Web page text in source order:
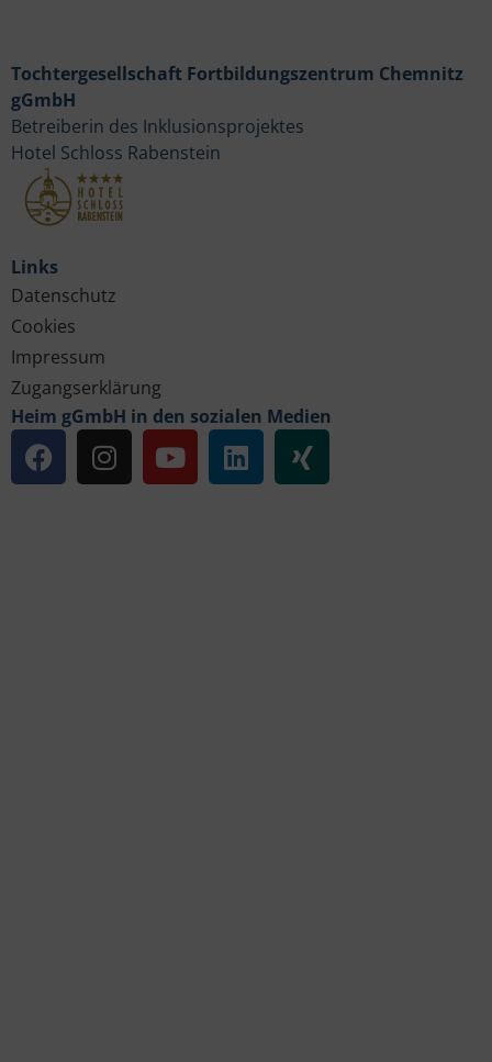
Links
Datenschutz
Cookies
Impressum
Zugangserklärung
Heim gGmbH in den sozialen Medien
Tochtergesellschaft Fortbildungszentrum Chemnitz
gGmbH
Betreiberin des Inklusionsprojektes
Hotel Schloss Rabenstein